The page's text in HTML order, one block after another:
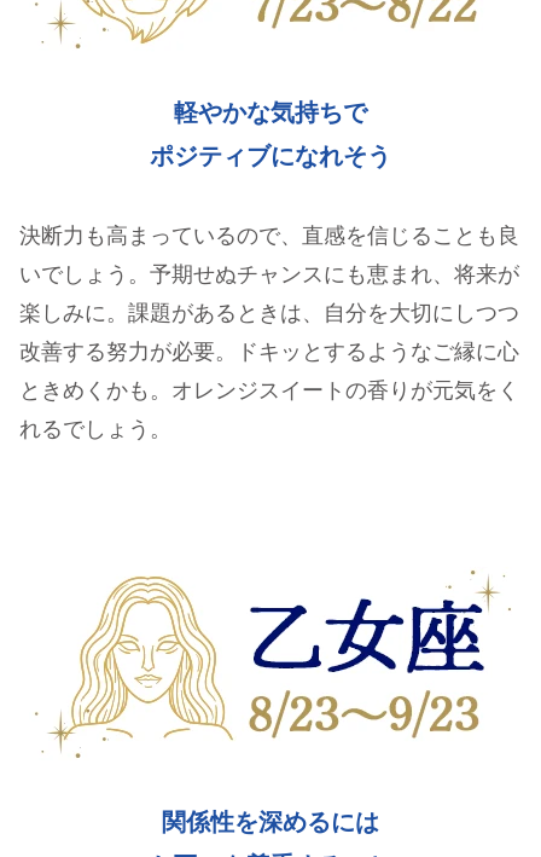
軽やかな気持ちで
ポジティブになれそう
決断力も高まっているので、直感を信じることも良
いでしょう。予期せぬチャンスにも恵まれ、将来が
楽しみに。課題があるときは、自分を大切にしつつ
改善する努力が必要。ドキッとするようなご縁に心
ときめくかも。オレンジスイートの香りが元気をく
れるでしょう。
関係性を深めるには